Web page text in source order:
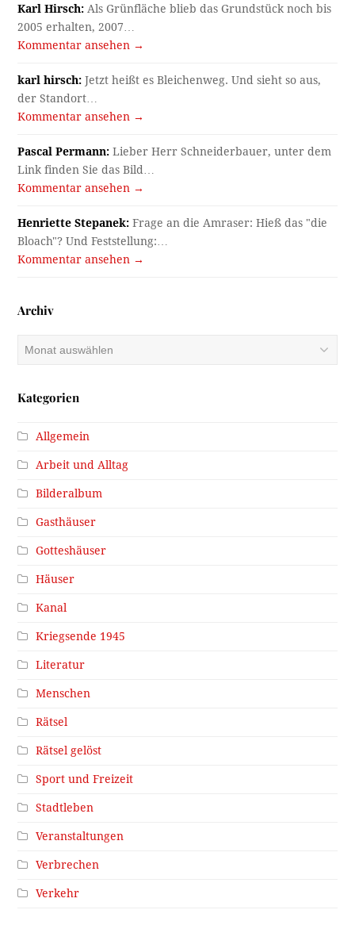
Karl Hirsch: Als Grünfläche blieb das Grundstück noch bis
2005 erhalten, 2007…
Kommentar ansehen →
karl hirsch: Jetzt heißt es Bleichenweg. Und sieht so aus,
der Standort…
Kommentar ansehen →
Pascal Permann: Lieber Herr Schneiderbauer, unter dem
Link finden Sie das Bild…
Kommentar ansehen →
Henriette Stepanek: Frage an die Amraser: Hieß das "die
Bloach"? Und Feststellung:…
Kommentar ansehen →
Archiv
Kategorien
Allgemein
Arbeit und Alltag
Bilderalbum
Gasthäuser
Gotteshäuser
Häuser
Kanal
Kriegsende 1945
Literatur
Menschen
Rätsel
Rätsel gelöst
Sport und Freizeit
Stadtleben
Veranstaltungen
Verbrechen
Verkehr